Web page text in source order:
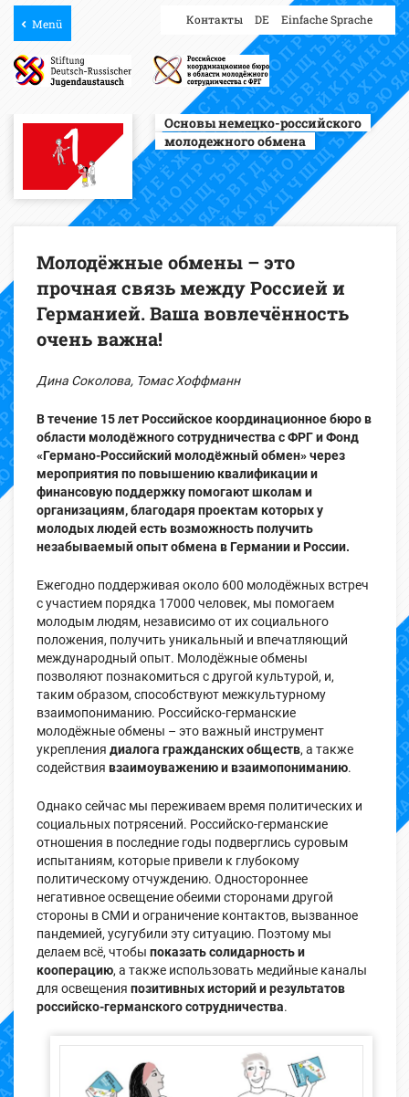
Menü Контакты DE Einfache Sprache
Основы немецко-российского
молодежного обмена
Молодёжные обмены – это
прочная связь между Россией и
Германией. Ваша вовлечённость
очень важна!
Дина Соколова, Томас Хоффманн
В течение 15 лет Российское координационное бюро в
области молодёжного сотрудничества с ФРГ и Фонд
«Германо-Российский молодёжный обмен» через
мероприятия по повышению квалификации и
финансовую поддержку помогают школам и
организациям, благодаря проектам которых у
молодых людей есть возможность получить
незабываемый опыт обмена в Германии и России.
Ежегодно поддерживая около 600 молодёжных встреч
с участием порядка 17000 человек, мы помогаем
молодым людям, независимо от их социального
положения, получить уникальный и впечатляющий
международный опыт. Молодёжные обмены
позволяют познакомиться с другой культурой, и,
таким образом, способствуют межкультурному
взаимопониманию. Российско-германские
молодёжные обмены – это важный инструмент
укрепления диалога гражданских обществ, а также
содействия взаимоуважению и взаимопониманию.
Однако сейчас мы переживаем время политических и
социальных потрясений. Российско-германские
отношения в последние годы подверглись суровым
испытаниям, которые привели к глубокому
политическому отчуждению. Одностороннее
негативное освещение обеими сторонами другой
стороны в СМИ и ограничение контактов, вызванное
пандемией, усугубили эту ситуацию. Поэтому мы
делаем всё, чтобы показать солидарность и
кооперацию, а также использовать медийные каналы
для освещения позитивных историй и результатов
российско-германского сотрудничества.